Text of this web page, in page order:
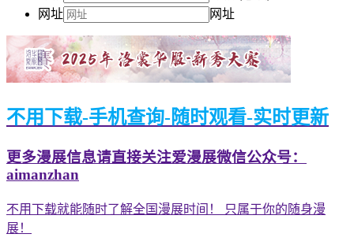
网址
网址
不用下载-手机查询-随时观看-实时更新
更多漫展信息请直接关注爱漫展微信公众号：
aimanzhan
不用下载就能随时了解全国漫展时间！ 只属于你的随身漫
展！